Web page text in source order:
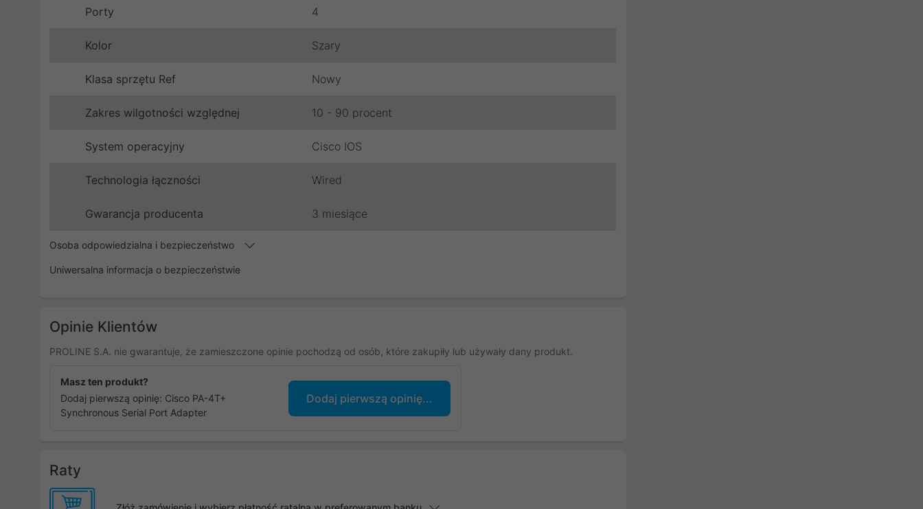
Porty 4
Kolor Szary
Klasa sprzętu Ref Nowy
Zakres wilgotności względnej 10 - 90 procent
System operacyjny Cisco IOS
Technologia łączności Wired
Gwarancja producenta 3 miesiące
Osoba odpowiedzialna i bezpieczeństwo
Uniwersalna informacja o bezpieczeństwie
Opinie Klientów
PROLINE S.A. nie gwarantuje, że zamieszczone opinie pochodzą od osób, które zakupiły lub używały dany produkt.
Masz ten produkt?
Dodaj pierwszą opinię: Cisco PA-4T+
Synchronous Serial Port Adapter
Dodaj pierwszą opinię...
Raty